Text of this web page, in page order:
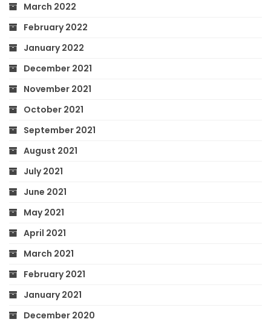
March 2022
February 2022
January 2022
December 2021
November 2021
October 2021
September 2021
August 2021
July 2021
June 2021
May 2021
April 2021
March 2021
February 2021
January 2021
December 2020